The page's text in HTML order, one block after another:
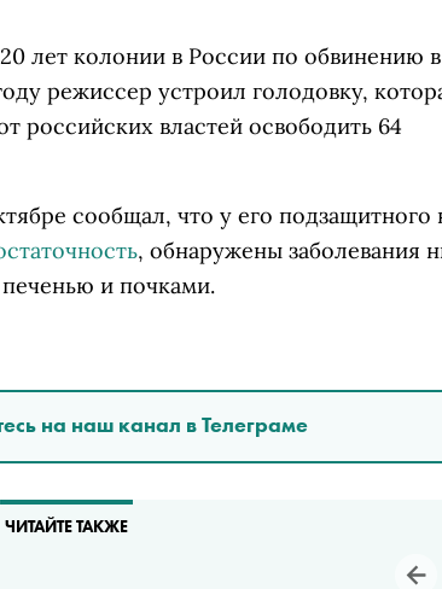
лет колонии в России по обвинению в
режиссер устроил голодовку,
российских властей освободить 64
сообщал, что у его подзащитного
, обнаружены заболевания
и почками.
на наш канал в Телеграме
ЧИТАЙТЕ ТАКЖЕ